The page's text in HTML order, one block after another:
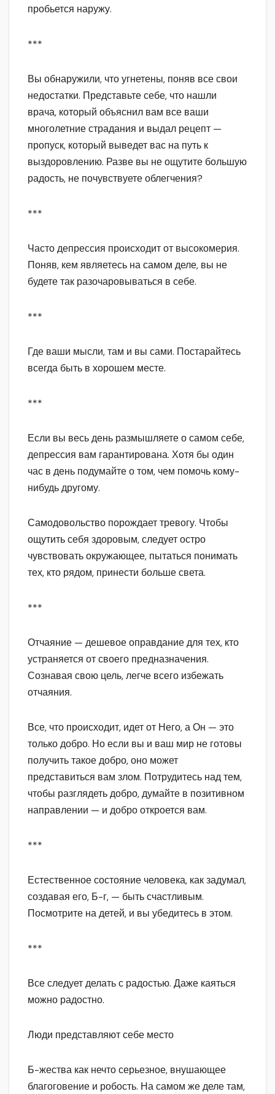
пробьется наружу.
***
Вы обнаружили, что угнетены, поняв все свои
недостатки. Представьте себе, что нашли
врача, который объяснил вам все ваши
многолетние страдания и выдал рецепт —
пропуск, который выведет вас на путь к
выздоровлению. Разве вы не ощутите большую
радость, не почувствуете облегчения?
***
Часто депрессия происходит от высокомерия.
Поняв, кем являетесь на самом деле, вы не
будете так разочаровываться в себе.
***
Где ваши мысли, там и вы сами. Постарайтесь
всегда быть в хорошем месте.
***
Если вы весь день размышляете о самом себе,
депрессия вам гарантирована. Хотя бы один
час в день подумайте о том, чем помочь кому-
нибудь другому.
Самодовольство порождает тревогу. Чтобы
ощутить себя здоровым, следует остро
чувствовать окружающее, пытаться понимать
тех, кто рядом, принести больше света.
***
Отчаяние — дешевое оправдание для тех, кто
устраняется от своего предназначения.
Сознавая свою цель, легче всего избежать
отчаяния.
Все, что происходит, идет от Него, а Он — это
только добро. Но если вы и ваш мир не готовы
получить такое добро, оно может
представиться вам злом. Потрудитесь над тем,
чтобы разглядеть добро, думайте в позитивном
направлении — и добро откроется вам.
***
Естественное состояние человека, как задумал,
создавая его, Б-г, — быть счастливым.
Посмотрите на детей, и вы убедитесь в этом.
***
Все следует делать с радостью. Даже каяться
можно радостно.
Люди представляют себе место
Б-жества как нечто серьезное, внушающее
благоговение и робость. На самом же деле там,